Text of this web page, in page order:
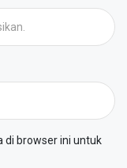
di browser ini untuk